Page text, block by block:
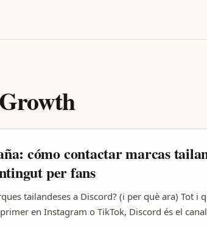
cómo contactar marcas
per fans
tailandeses a Discord? (i per què ara) Tot i
en Instagram o TikTok, Discord és el